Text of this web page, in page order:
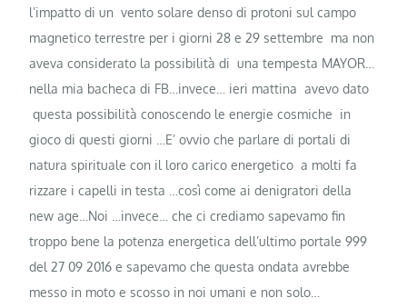
l’impatto di un vento solare denso di protoni sul campo
magnetico terrestre per i giorni 28 e 29 settembre ma non
aveva considerato la possibilità di una tempesta MAYOR…
nella mia bacheca di FB…invece… ieri mattina avevo dato
questa possibilità conoscendo le energie cosmiche in
gioco di questi giorni …E’ ovvio che parlare di portali di
natura spirituale con il loro carico energetico a molti fa
rizzare i capelli in testa …così come ai denigratori della
new age…Noi …invece… che ci crediamo sapevamo fin
troppo bene la potenza energetica dell’ultimo portale 999
del 27 09 2016 e sapevamo che questa ondata avrebbe
messo in moto e scosso in noi umani e non solo…